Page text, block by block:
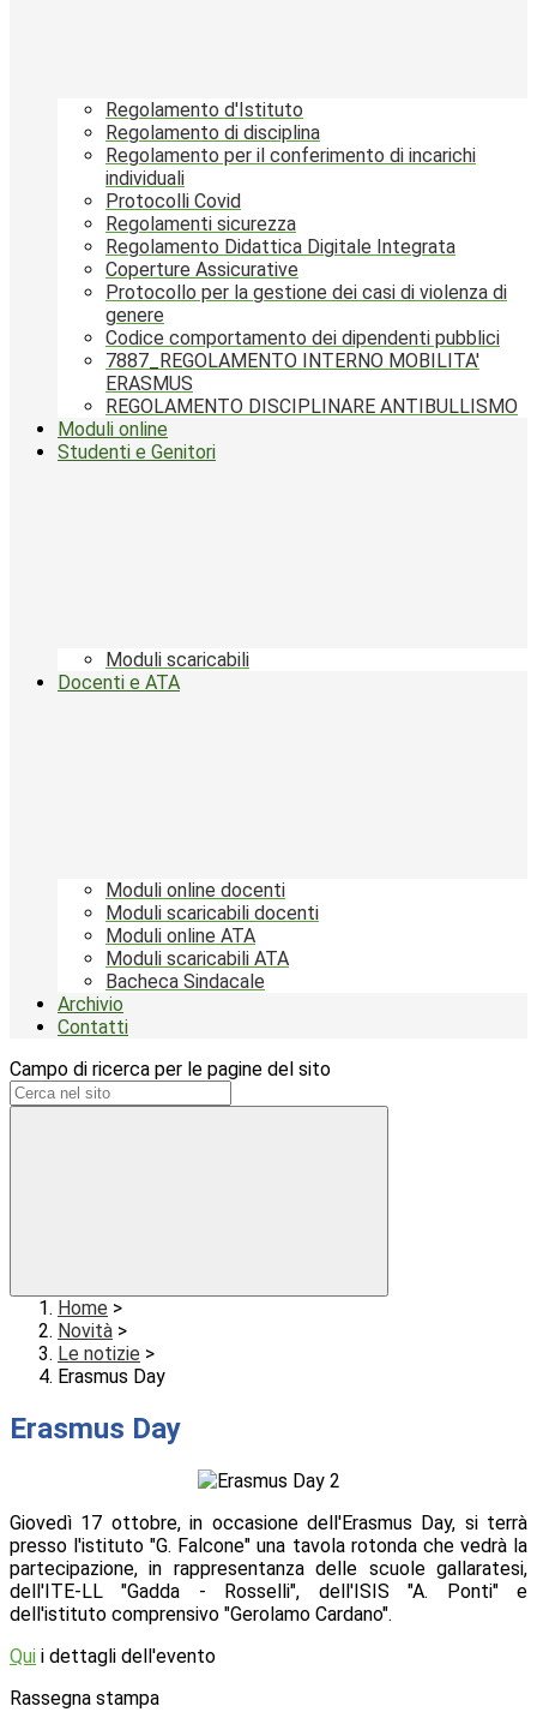
Regolamento d'Istituto
Regolamento di disciplina
Regolamento per il conferimento di incarichi
individuali
Protocolli Covid
Regolamenti sicurezza
Regolamento Didattica Digitale Integrata
Coperture Assicurative
Protocollo per la gestione dei casi di violenza di
genere
Codice comportamento dei dipendenti pubblici
7887_REGOLAMENTO INTERNO MOBILITA'
ERASMUS
REGOLAMENTO DISCIPLINARE ANTIBULLISMO
Moduli online
Studenti e Genitori
Moduli scaricabili
Docenti e ATA
Moduli online docenti
Moduli scaricabili docenti
Moduli online ATA
Moduli scaricabili ATA
Bacheca Sindacale
Archivio
Contatti
Campo di ricerca per le pagine del sito
Home >
Novità >
Le notizie >
Erasmus Day
Erasmus Day
Giovedì 17 ottobre, in occasione dell'Erasmus Day, si terrà
presso l'istituto "G. Falcone" una tavola rotonda che vedrà la
partecipazione, in rappresentanza delle scuole gallaratesi,
dell'ITE-LL "Gadda - Rosselli", dell'ISIS "A. Ponti" e
dell'istituto comprensivo "Gerolamo Cardano".
Qui i dettagli dell'evento
Rassegna stampa